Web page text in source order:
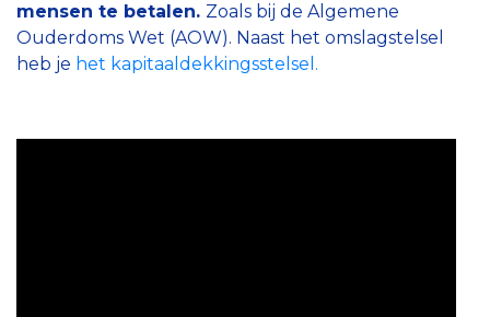
mensen te betalen. Zoals bij de Algemene
Ouderdoms Wet (AOW). Naast het omslagstelsel
heb je het kapitaaldekkingsstelsel.